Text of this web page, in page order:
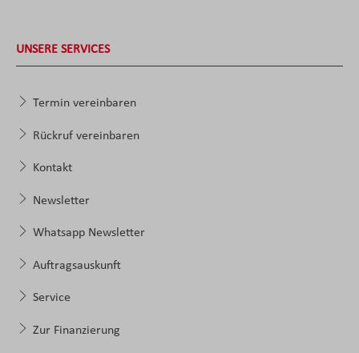
UNSERE SERVICES
Termin vereinbaren
Rückruf vereinbaren
Kontakt
Newsletter
Whatsapp Newsletter
Auftragsauskunft
Service
Zur Finanzierung